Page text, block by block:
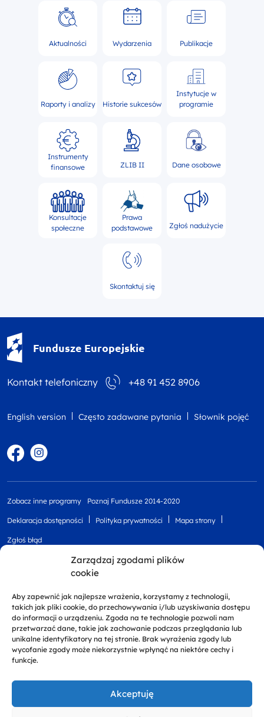
Zarządzaj zgodami plików
cookie
Aby zapewnić jak najlepsze wrażenia, korzystamy z technologii,
takich jak pliki cookie, do przechowywania i/lub uzyskiwania dostępu
do informacji o urządzeniu. Zgoda na te technologie pozwoli nam
przetwarzać dane, takie jak zachowanie podczas przeglądania lub
unikalne identyfikatory na tej stronie. Brak wyrażenia zgody lub
wycofanie zgody może niekorzystnie wpłynąć na niektóre cechy i
funkcje.
Akceptuję
Aktualności Wydarzenia Publikacje
Raporty i analizy Historie sukcesów
Instytucje w
programie
Instrumenty
finansowe
ZLIB II Dane osobowe
Konsultacje
społeczne
Prawa
podstawowe
Zgłoś nadużycie
Skontaktuj się
Fundusze Europejskie
Kontakt telefoniczny +48 91 452 8906
English version Często zadawane pytania Słownik pojęć
FacebookInstagram
Zobacz inne programy Poznaj Fundusze 2014-2020
Deklaracja dostępności Polityka prywatności Mapa strony
Zgłoś błąd
Projekt finansowany przez Unię Europejską z
Europejskiego Funduszu Rozwoju Regionalnego w
Województwa Zachodniopomorskiego 2014 - 2020